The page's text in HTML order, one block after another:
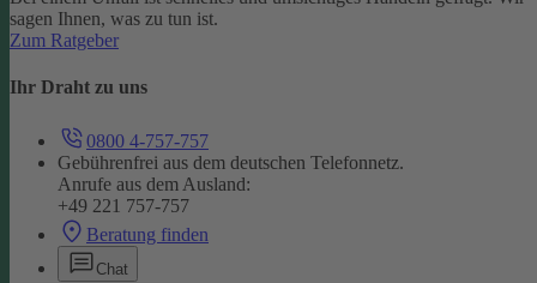
sagen Ihnen, was zu tun ist.
Zum Ratgeber
Ihr Draht zu uns
0800 4-757-757
Gebührenfrei aus dem deutschen Telefonnetz.
Anrufe aus dem Ausland:
+49 221 757-757
Beratung finden
Chat